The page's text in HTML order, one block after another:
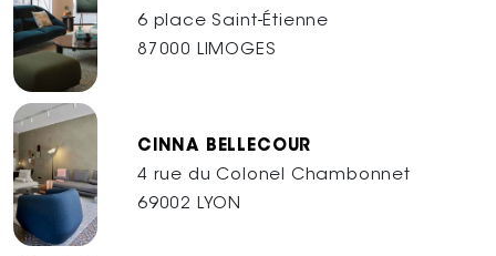
6 place Saint-Étienne
87000 LIMOGES
CINNA BELLECOUR
4 rue du Colonel Chambonnet
69002 LYON